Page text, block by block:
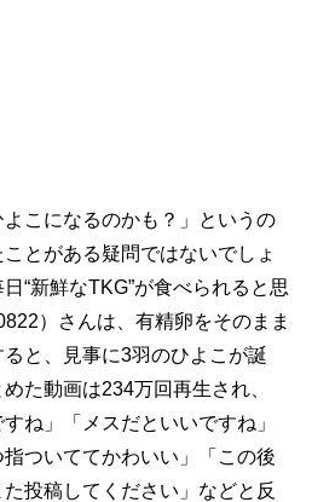
こになるのかも？」というの
とがある疑問ではないでしょ
“新鮮なTKG”が食べられると思
）さんは、有精卵をそのまま
と、見事に3羽のひよこが誕
た動画は234万回再生され、
ね」「メスだといいですね」
指ついててかわいい」「この後
投稿してください」などと反